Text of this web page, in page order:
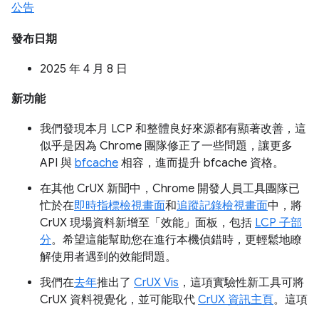
公告
發布日期
2025 年 4 月 8 日
新功能
我們發現本月 LCP 和整體良好來源都有顯著改善，這
似乎是因為 Chrome 團隊修正了一些問題，讓更多
API 與 bfcache 相容，進而提升 bfcache 資格。
在其他 CrUX 新聞中，Chrome 開發人員工具團隊已
忙於在即時指標檢視畫面和追蹤記錄檢視畫面中，將
CrUX 現場資料新增至「效能」面板，包括 LCP 子部
分。希望這能幫助您在進行本機偵錯時，更輕鬆地瞭
解使用者遇到的效能問題。
我們在去年推出了 CrUX Vis ，這項實驗性新工具可將
CrUX 資料視覺化，並可能取代 CrUX 資訊主頁。這項